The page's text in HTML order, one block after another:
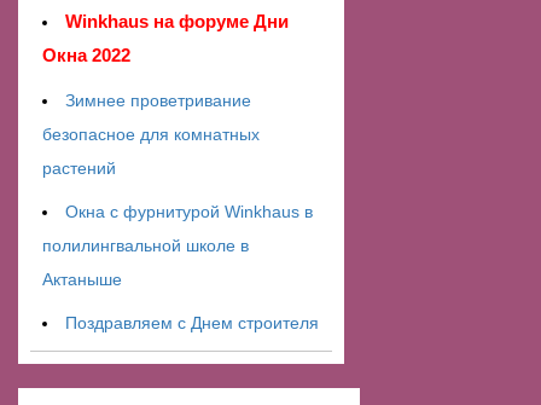
Winkhaus на форуме Дни
Окна 2022
Зимнее проветривание
безопасное для комнатных
растений
Окна с фурнитурой Winkhaus в
полилингвальной школе в
Актаныше
Поздравляем с Днем строителя